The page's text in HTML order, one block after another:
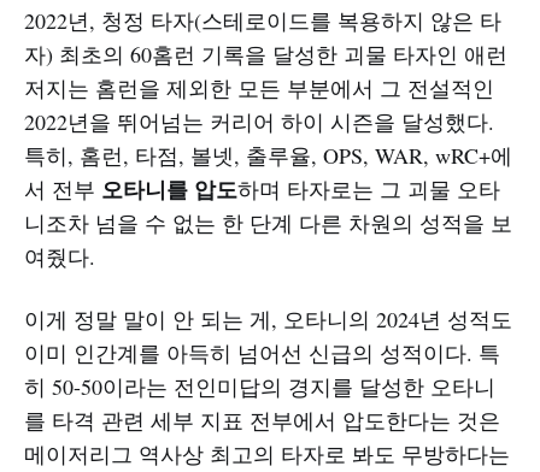
2022년, 청정 타자(스테로이드를 복용하지 않은 타
자) 최초의 60홈런 기록을 달성한 괴물 타자인 애런
저지는 홈런을 제외한 모든 부분에서 그 전설적인
2022년을 뛰어넘는 커리어 하이 시즌을 달성했다.
특히, 홈런, 타점, 볼넷, 출루율, OPS, WAR, wRC+에
서 전부 오타니를 압도하며 타자로는 그 괴물 오타
니조차 넘을 수 없는 한 단계 다른 차원의 성적을 보
여줬다.
이게 정말 말이 안 되는 게, 오타니의 2024년 성적도
이미 인간계를 아득히 넘어선 신급의 성적이다. 특
히 50-50이라는 전인미답의 경지를 달성한 오타니
를 타격 관련 세부 지표 전부에서 압도한다는 것은
메이저리그 역사상 최고의 타자로 봐도 무방하다는